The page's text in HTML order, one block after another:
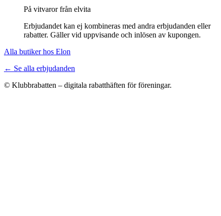
På vitvaror från elvita
Erbjudandet kan ej kombineras med andra erbjudanden eller
rabatter. Gäller vid uppvisande och inlösen av kupongen.
Alla butiker hos Elon
← Se alla erbjudanden
© Klubbrabatten – digitala rabatthäften för föreningar.